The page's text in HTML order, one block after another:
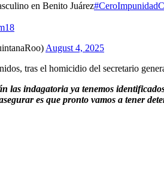
en Benito Juárez
August 4, 2025
tras el homicidio del secretario
las indagatoria ya tenemos
es que pronto vamos a tener